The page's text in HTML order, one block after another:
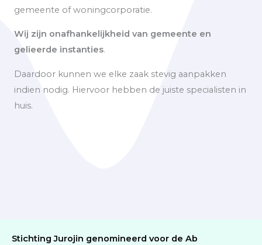
gemeente of woningcorporatie.
Wij zijn onafhankelijkheid van gemeente en
gelieerde instanties.
Daardoor kunnen we elke zaak stevig aanpakken
indien nodig. Hiervoor hebben de juiste specialisten in
huis.
Stichting Jurojin genomineerd voor de Ab